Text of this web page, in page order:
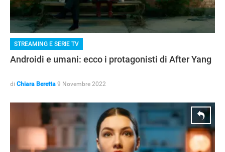
STREAMING E SERIE TV
Androidi e umani: ecco i protagonisti di After Yang
di Chiara Beretta 9 Novembre 2022